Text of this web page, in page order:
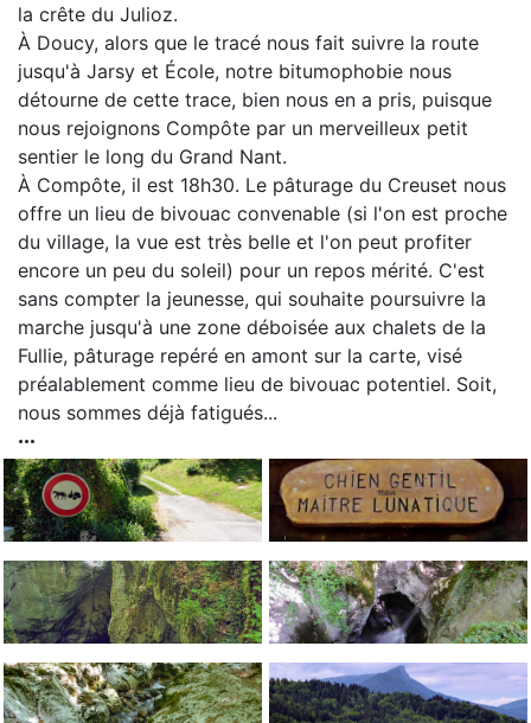
la crête du Julioz.
À Doucy, alors que le tracé nous fait suivre la route
jusqu'à Jarsy et École, notre bitumophobie nous
détourne de cette trace, bien nous en a pris, puisque
nous rejoignons Compôte par un merveilleux petit
sentier le long du Grand Nant.
À Compôte, il est 18h30. Le pâturage du Creuset nous
offre un lieu de bivouac convenable (si l'on est proche
du village, la vue est très belle et l'on peut profiter
encore un peu du soleil) pour un repos mérité. C'est
sans compter la jeunesse, qui souhaite poursuivre la
marche jusqu'à une zone déboisée aux chalets de la
Fullie, pâturage repéré en amont sur la carte, visé
préalablement comme lieu de bivouac potentiel. Soit,
nous sommes déjà fatigués...